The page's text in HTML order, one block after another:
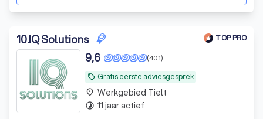
10.IQ Solutions TOP PRO
local_offer Gratis eerste adviesgesprek
(401)
9,6
place Werkgebied Tielt
timelapse 11 jaar actief